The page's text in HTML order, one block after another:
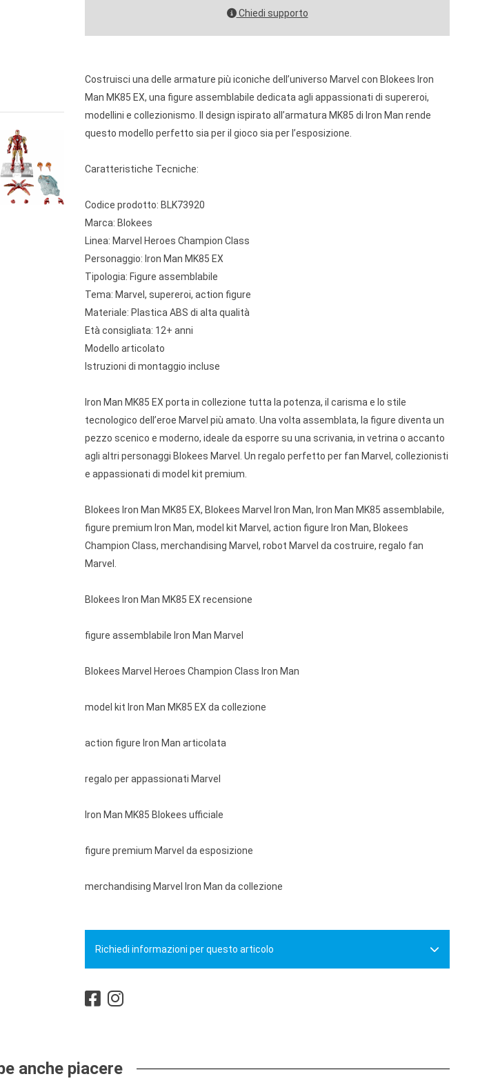
Chiedi supporto
Costruisci una delle armature più iconiche dell’universo Marvel con Blokees Iron
Man MK85 EX, una figure assemblabile dedicata agli appassionati di supereroi,
modellini e collezionismo. Il design ispirato all’armatura MK85 di Iron Man rende
questo modello perfetto sia per il gioco sia per l’esposizione.
Caratteristiche Tecniche:
Codice prodotto: BLK73920
Marca: Blokees
Linea: Marvel Heroes Champion Class
Personaggio: Iron Man MK85 EX
Tipologia: Figure assemblabile
Tema: Marvel, supereroi, action figure
Materiale: Plastica ABS di alta qualità
Età consigliata: 12+ anni
Modello articolato
Istruzioni di montaggio incluse
Iron Man MK85 EX porta in collezione tutta la potenza, il carisma e lo stile
tecnologico dell’eroe Marvel più amato. Una volta assemblata, la figure diventa un
pezzo scenico e moderno, ideale da esporre su una scrivania, in vetrina o accanto
agli altri personaggi Blokees Marvel. Un regalo perfetto per fan Marvel, collezionisti
e appassionati di model kit premium.
Blokees Iron Man MK85 EX, Blokees Marvel Iron Man, Iron Man MK85 assemblabile,
figure premium Iron Man, model kit Marvel, action figure Iron Man, Blokees
Champion Class, merchandising Marvel, robot Marvel da costruire, regalo fan
Marvel.
Blokees Iron Man MK85 EX recensione
figure assemblabile Iron Man Marvel
Blokees Marvel Heroes Champion Class Iron Man
model kit Iron Man MK85 EX da collezione
action figure Iron Man articolata
regalo per appassionati Marvel
Iron Man MK85 Blokees ufficiale
figure premium Marvel da esposizione
merchandising Marvel Iron Man da collezione
Richiedi informazioni per questo articolo
anche piacere